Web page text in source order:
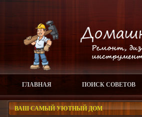
ГЛАВНАЯ ПОИСК СОВЕТОВ
ВАШ САМЫЙ УЮТНЫЙ ДОМ